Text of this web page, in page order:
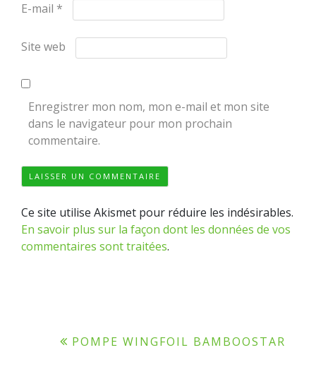
E-mail *
Site web
Enregistrer mon nom, mon e-mail et mon site
dans le navigateur pour mon prochain
commentaire.
Ce site utilise Akismet pour réduire les indésirables.
En savoir plus sur la façon dont les données de vos
commentaires sont traitées.
Navigation
POMPE WINGFOIL BAMBOOSTAR